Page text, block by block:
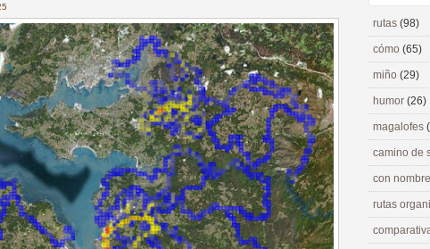
rutas (98)
cómo (65)
miño (29)
humor (26)
magalofes
camino de
con
rutas